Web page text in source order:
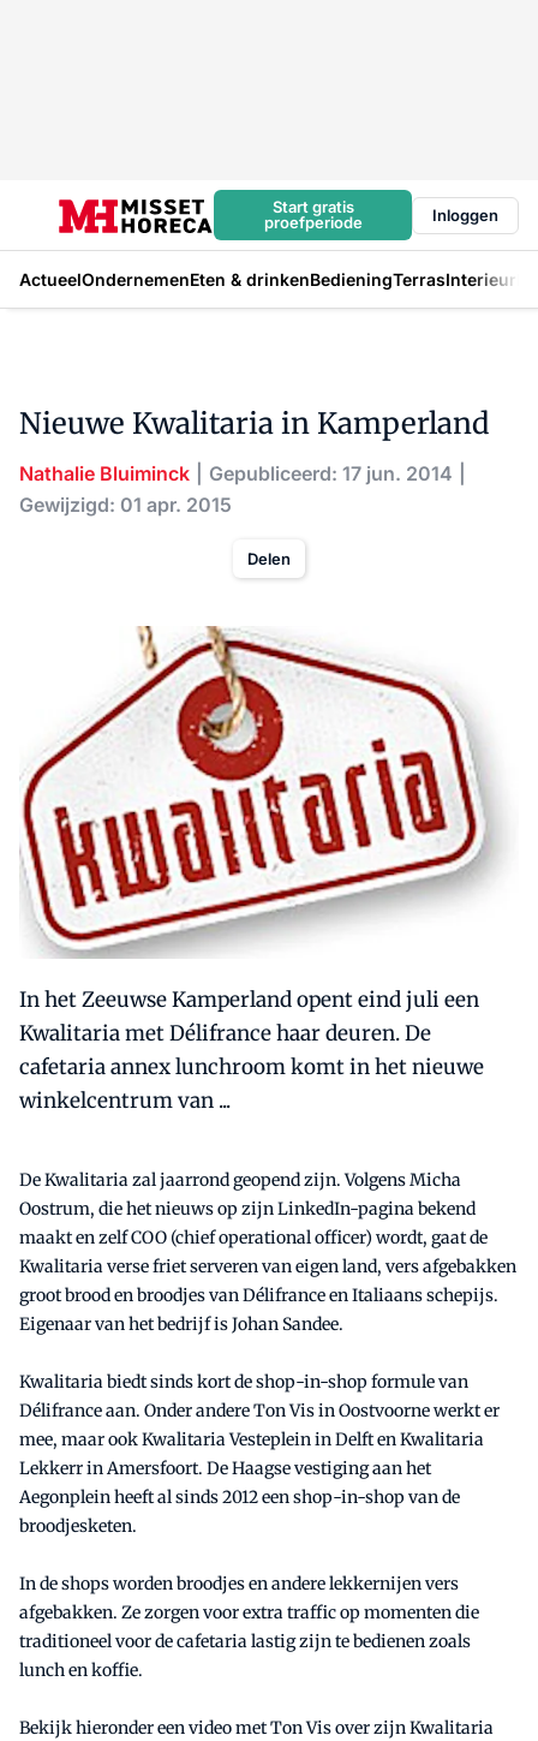
Start gratis
proefperiode
Inloggen
ActueelOndernemenEten & drinkenBedieningTerrasInterieur
Nieuwe Kwalitaria in Kamperland
Nathalie Bluiminck
Gepubliceerd: 17 jun. 2014
Gewijzigd: 01 apr. 2015
Delen
In het Zeeuwse Kamperland opent eind juli een
Kwalitaria met Délifrance haar deuren. De
cafetaria annex lunchroom komt in het nieuwe
winkelcentrum van ...
De Kwalitaria zal jaarrond geopend zijn. Volgens Micha
Oostrum, die het nieuws op zijn LinkedIn-pagina bekend
maakt en zelf COO (chief operational officer) wordt, gaat de
Kwalitaria verse friet serveren van eigen land, vers afgebakken
groot brood en broodjes van Délifrance en Italiaans schepijs.
Eigenaar van het bedrijf is Johan Sandee.
Kwalitaria biedt sinds kort de shop-in-shop formule van
Délifrance aan. Onder andere Ton Vis in Oostvoorne werkt er
mee, maar ook Kwalitaria Vesteplein in Delft en Kwalitaria
Lekkerr in Amersfoort. De Haagse vestiging aan het
Aegonplein heeft al sinds 2012 een shop-in-shop van de
broodjesketen.
In de shops worden broodjes en andere lekkernijen vers
afgebakken. Ze zorgen voor extra traffic op momenten die
traditioneel voor de cafetaria lastig zijn te bedienen zoals
lunch en koffie.
Bekijk hieronder een video met Ton Vis over zijn Kwalitaria